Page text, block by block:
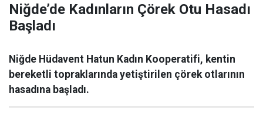
Niğde’de Kadınların Çörek Otu Hasadı
Başladı
Niğde Hüdavent Hatun Kadın Kooperatifi, kentin
bereketli topraklarında yetiştirilen çörek otlarının
hasadına başladı.